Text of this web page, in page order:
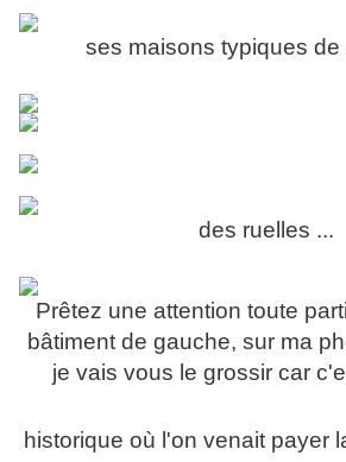
ses maisons typiques de
des ruelles ...
Prêtez une attention toute
bâtiment de gauche, sur ma
je vais vous le grossir car
historique où l'on venait payer